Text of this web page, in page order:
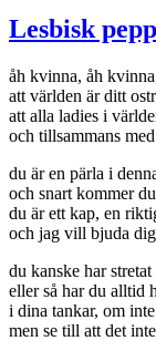
Lesbisk pepp
åh kvinna, åh
att världen är ditt
att alla ladies i
och tillsammans
du är en pärla i
och snart kommer
du är ett kap, en
och jag vill bjuda
du kanske har
eller så har du alltid
i dina tankar, om
men se till att det